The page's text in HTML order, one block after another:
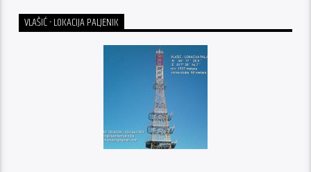
VLAŠIĆ - LOKACIJA PALJENIK